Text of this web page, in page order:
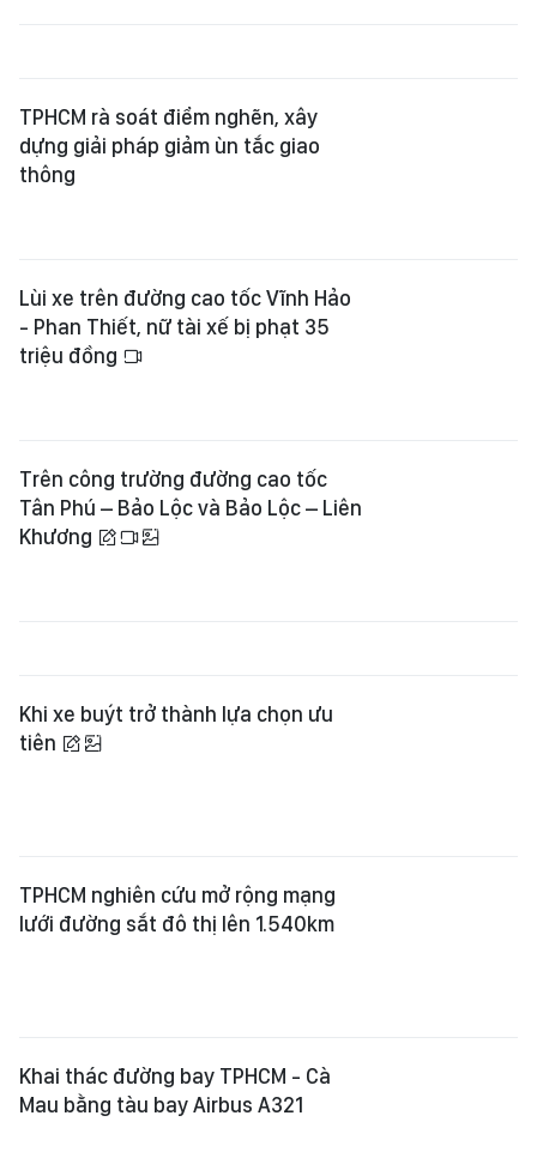
TPHCM rà soát điểm nghẽn, xây
dựng giải pháp giảm ùn tắc giao
thông
Lùi xe trên đường cao tốc Vĩnh Hảo
- Phan Thiết, nữ tài xế bị phạt 35
triệu đồng
Trên công trường đường cao tốc
Tân Phú – Bảo Lộc và Bảo Lộc – Liên
Khương
Khi xe buýt trở thành lựa chọn ưu
tiên
TPHCM nghiên cứu mở rộng mạng
lưới đường sắt đô thị lên 1.540km
Khai thác đường bay TPHCM - Cà
Mau bằng tàu bay Airbus A321